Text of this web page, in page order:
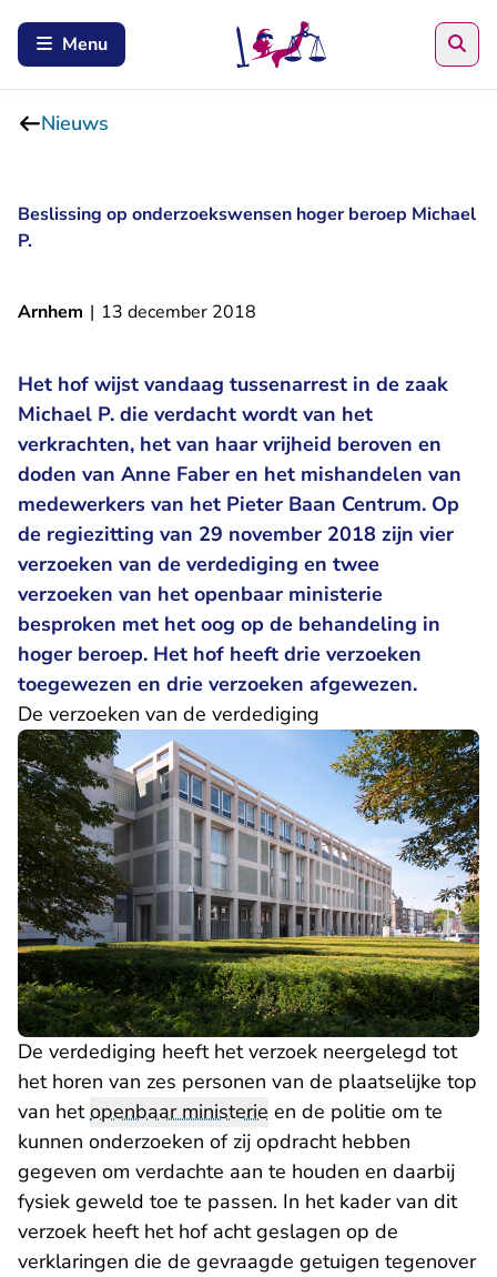
Menu
Nieuws
Beslissing op onderzoekswensen hoger beroep Michael
P.
Arnhem | 13 december 2018
Het hof wijst vandaag tussenarrest in de zaak
Michael P. die verdacht wordt van het
verkrachten, het van haar vrijheid beroven en
doden van Anne Faber en het mishandelen van
medewerkers van het Pieter Baan Centrum. Op
de regiezitting van 29 november 2018 zijn vier
verzoeken van de verdediging en twee
verzoeken van het openbaar ministerie
besproken met het oog op de behandeling in
hoger beroep. Het hof heeft drie verzoeken
toegewezen en drie verzoeken afgewezen.
De verzoeken van de verdediging
De verdediging heeft het verzoek neergelegd tot
het horen van zes personen van de plaatselijke top
van hetopenbaar ministerie en de politie om te
kunnen onderzoeken of zij opdracht hebben
gegeven om verdachte aan te houden en daarbij
fysiek geweld toe te passen. In het kader van dit
verzoek heeft het hof acht geslagen op de
verklaringen die de gevraagde getuigen tegenover